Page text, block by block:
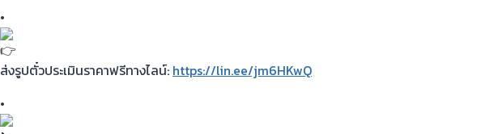
•
ส่งรูปตั๋วประเมินราคาฟรีทางไลน์: https://lin.ee/jm6HKwQ
•